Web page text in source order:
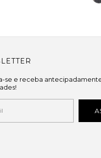
se e receba antecipadamente